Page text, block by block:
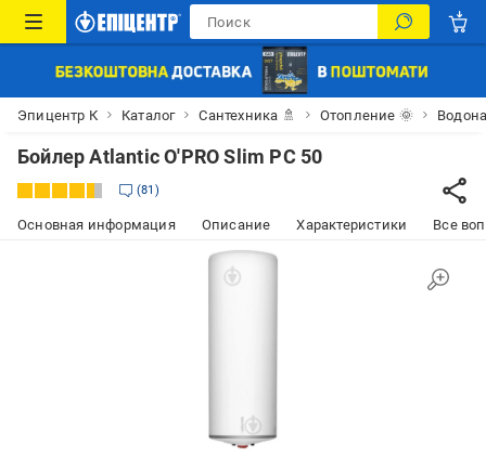
Эпицентр К Каталог Сантехника 🚿 Отопление 🌞
Бойлер Atlantic O'PRO Slim PC 50
81
Основная информация Описание Характеристики Все